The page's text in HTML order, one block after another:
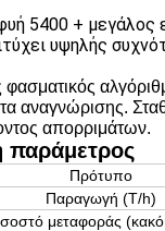
5400 + μεγάλος
υψηλής
αναγνώρισης.
απορριμάτων.
παράμετρος
Πρότυπο
Παραγωγή (T/h)
μεταφοράς